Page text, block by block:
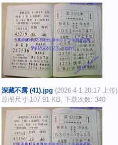
深藏不露 (41).jpg (2026-4-1 20:17 上传)
原图尺寸 107.91 KB, 下载次数: 340